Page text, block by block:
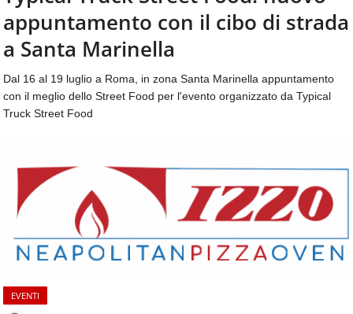
aggiornamenti
quotidiani
su
temi
come
ospitalità,
ristorazione,
catering
e
articoli
sul
mondo
dei
consumi
CONTATTI
appuntamento con il cibo di strada
a Santa Marinella
Dal 16 al 19 luglio a Roma, in zona Santa Marinella appuntamento
con il meglio dello Street Food per l'evento organizzato da Typical
Truck Street Food
EVENTI